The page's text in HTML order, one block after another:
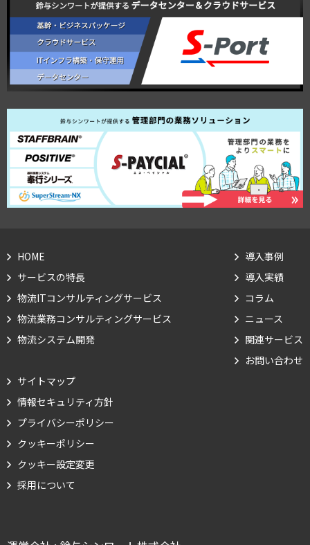
HOME
サービスの特長
物流ITコンサルティングサービス
物流業務コンサルティングサービス
物流システム開発
導入事例
導入実績
コラム
ニュース
関連サービス
お問い合わせ
サイトマップ
情報セキュリティ方針
プライバシーポリシー
クッキーポリシー
クッキー設定変更
採用について